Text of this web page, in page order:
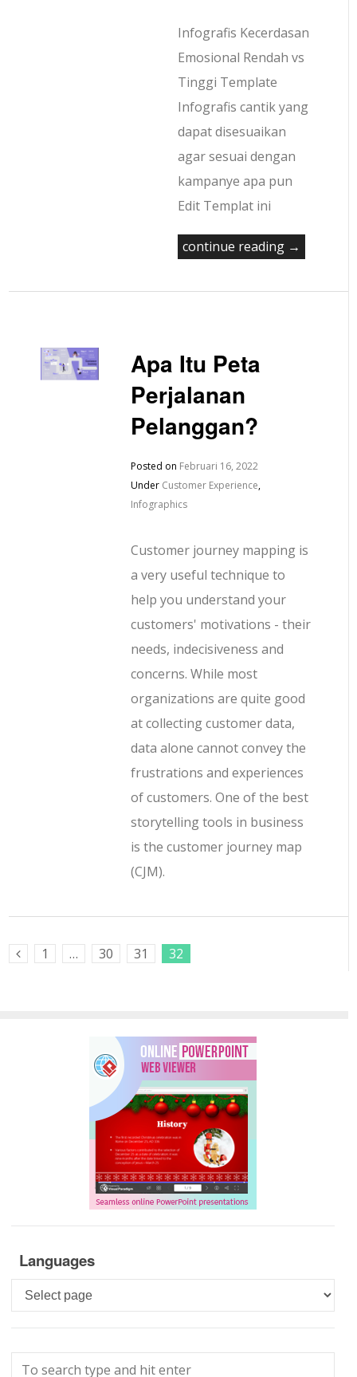
Infografis Kecerdasan
Emosional Rendah vs
Tinggi Template
Infografis cantik yang
dapat disesuaikan
agar sesuai dengan
kampanye apa pun
Edit Templat ini
continue reading →
Apa Itu Peta
Perjalanan
Pelanggan?
Posted on Februari 16, 2022
Under Customer Experience,
Infographics
Customer journey mapping is
a very useful technique to
help you understand your
customers' motivations - their
needs, indecisiveness and
concerns. While most
organizations are quite good
at collecting customer data,
data alone cannot convey the
frustrations and experiences
of customers. One of the best
storytelling tools in business
is the customer journey map
(CJM).
1 … 30 31 32
Languages
Languages